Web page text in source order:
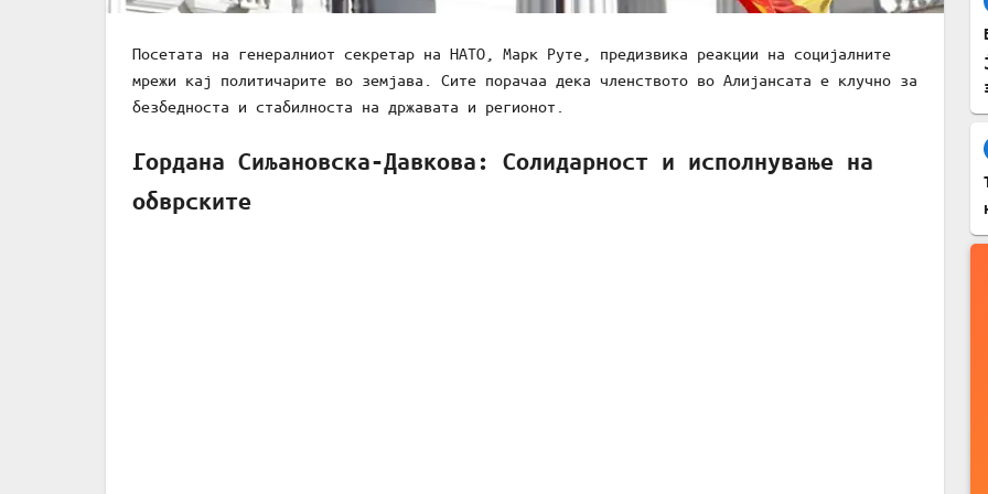
Посетата на генералниот секретар на НАТО, Марк Руте, предизвика реакции на социјалните
мрежи кај политичарите во земјава. Сите порачаа дека членството во Алијансата е клучно за
безбедноста и стабилноста на државата и регионот.
Гордана Сиљановска-Давкова: Солидарност и исполнување на
обврските